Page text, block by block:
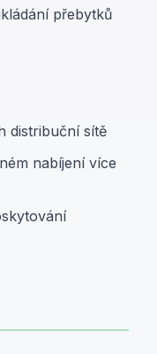
přebytků
distribuční sítě
nabíjení více